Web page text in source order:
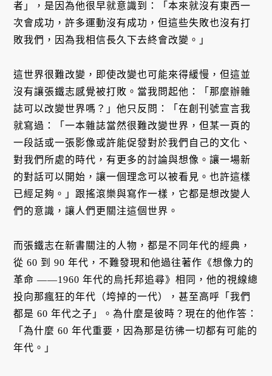
者」，是因為他很早就意識到：「本來就沒有東西一
次會成功，許多運動沒有成功，但這些失敗也沒有打
敗我們，因為我相信長久下去終會改變。」
這世界很難改變，即使改變也可能來得緩慢，但這並
沒有讓張鐵志感覺被打敗。當我問起他：「那麼辦雜
誌可以改變世界嗎？」他只反問：「在創刊號宣言我
就寫過：「一本雜誌當然很難改變世界，但某一頁的
一段話或一張影像或許能促發對於我們自己的文化、
對我們所處的時代，有更多的討論與想像。讓一場新
的對話可以開始，讓一個理念可以被看見。也許這樣
已經足夠。」跟搖滾樂與寫作一樣，它都是想改變人
們的意識，讓人們更關注這個世界。
而張鐵志在新書關注的人物，都是不同年代的經典，
從 60 到 90 年代，不難發現和他過往著作《想像力的
革命 ——1960 年代的烏托邦追尋》相同，他的視線總
投向那瘋狂的年代（垮掉的一代），甚至高呼「我們
都是 60 年代之子」。為什麼是彼時？現在的他作答：
「為什麼 60 年代重要，因為那是彷彿一切都有可能的
年代。」